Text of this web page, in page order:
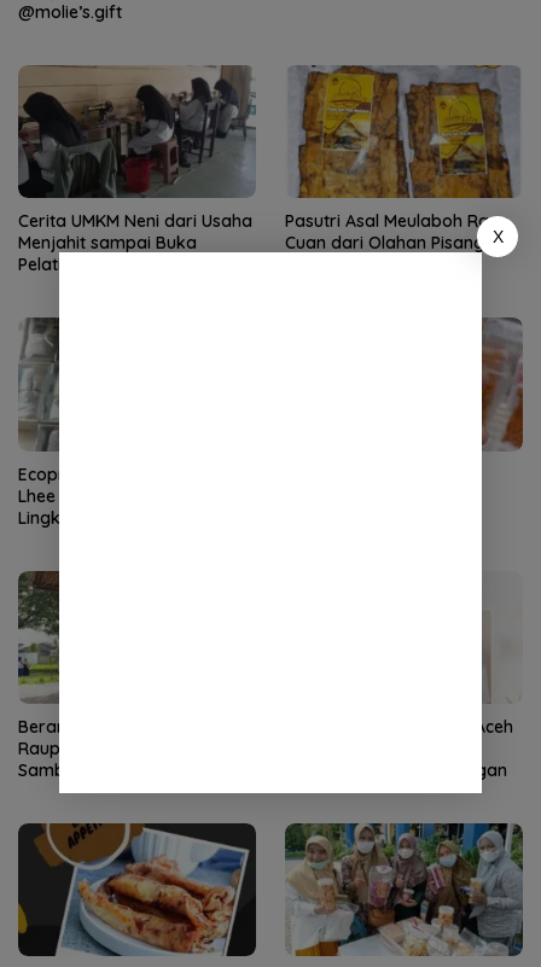
@molie’s.gift
Cerita UMKM Neni dari Usaha
Menjahit sampai Buka
Pelatihan Bagi Warga
Pasutri Asal Meulaboh Raup
Cuan dari Olahan Pisang
Ecoprint Bisnis Pakaian Ija
Lhee Sagoe yang Ramah
Lingkungan
Berani Berinovasi, Munawar
Raup Untung Dari Bisnis
Sambal Ikan Mr Phep
Inspiratif, Hijabers Asal Aceh
Fashion Ramah Lingkungan
X